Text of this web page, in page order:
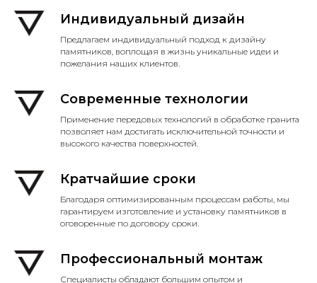
Индивидуальный дизайн
Предлагаем индивидуальный подход к дизайну
памятников, воплощая в жизнь уникальные идеи и
пожелания наших клиентов.
Современные технологии
Применение передовых технологий в обработке гранита
позволяет нам достигать исключительной точности и
высокого качества поверхностей.
Кратчайшие сроки
Благодаря оптимизированным процессам работы, мы
гарантируем изготовление и установку памятников в
оговоренные по договору сроки.
Профессиональный монтаж
Специалисты обладают большим опытом и